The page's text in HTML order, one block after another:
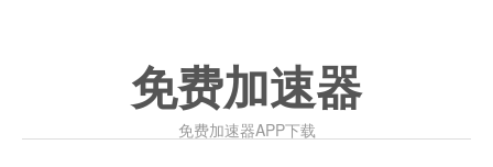
免费加速器
免费加速器APP下载